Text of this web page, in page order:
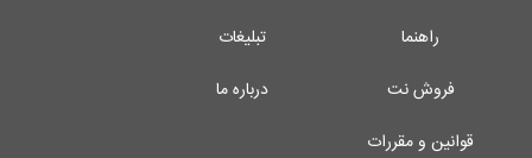
راهنما
تبلیغات
فروش نت
درباره ما
قوانین و مقررات